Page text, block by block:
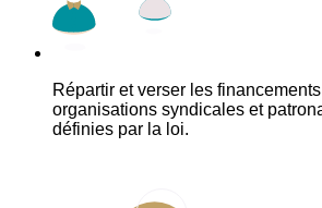
Répartir et verser les
organisations syndicales et
définies par la loi.